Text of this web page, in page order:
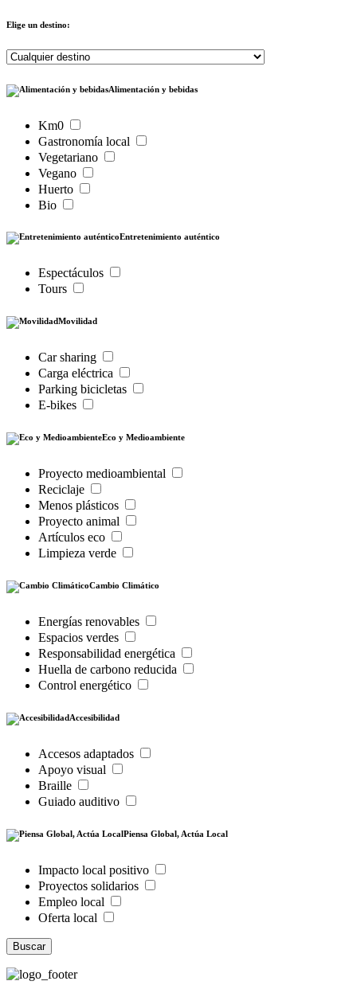
Elige un destino:
Alimentación y bebidas
Km0
Gastronomía local
Vegetariano
Vegano
Huerto
Bio
Entretenimiento auténtico
Espectáculos
Tours
Movilidad
Car sharing
Carga eléctrica
Parking bicicletas
E-bikes
Eco y Medioambiente
Proyecto medioambiental
Reciclaje
Menos plásticos
Proyecto animal
Artículos eco
Limpieza verde
Cambio Climático
Energías renovables
Espacios verdes
Responsabilidad energética
Huella de carbono reducida
Control energético
Accesibilidad
Accesos adaptados
Apoyo visual
Braille
Guiado auditivo
Piensa Global, Actúa Local
Impacto local positivo
Proyectos solidarios
Empleo local
Oferta local
Buscar